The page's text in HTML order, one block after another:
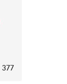
377